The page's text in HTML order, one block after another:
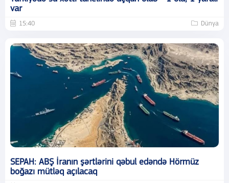
var
15:40 Dünya
SEPAH: ABŞ İranın şərtlərini qəbul edəndə Hörmüz
boğazı mütləq açılacaq